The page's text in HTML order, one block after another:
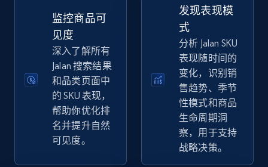
立即开始
URL, Product id, Title, Seller name, Seller rating,
Seller reviews, Breadcrumbs, Root category, and
more.
2.5K+ 立即开始
监控商品可
见度
深入了解所有
Jalan 搜索结果
和品类页面中
的 SKU 表现，
帮助你优化排
名并提升自然
可见度。
发现表现模
式
分析 Jalan SKU
表现随时间的
变化，识别销
售趋势、季节
性模式和商品
生命周期洞
察，用于支持
战略决策。